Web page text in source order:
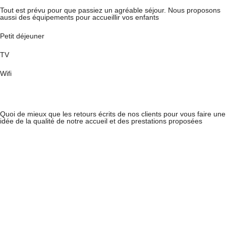
Tout est prévu pour que passiez un agréable séjour. Nous proposons
aussi des équipements pour accueillir vos enfants
Petit déjeuner
TV
Wifi
Quoi de mieux que les retours écrits de nos clients pour vous faire une
idée de la qualité de notre accueil et des prestations proposées